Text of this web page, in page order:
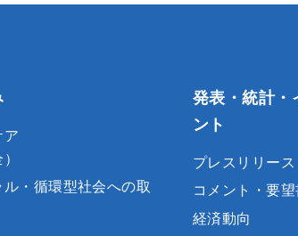
ア
・循環型社会への取
発表・統計・
ント
プレスリリース
コメント・要望
経済動向